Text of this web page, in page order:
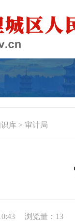
库 > 审计局
浏览量： 13